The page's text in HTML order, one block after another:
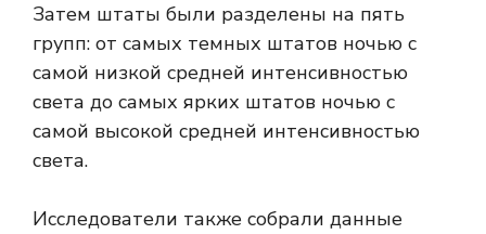
Затем штаты были разделены на пять
групп: от самых темных штатов ночью с
самой низкой средней интенсивностью
света до самых ярких штатов ночью с
самой высокой средней интенсивностью
света.
Исследователи также собрали данные